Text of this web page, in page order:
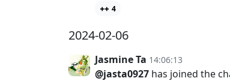
4
2024-02-06
Jasmine Ta 14:06:13
@jasta0927 has joined the